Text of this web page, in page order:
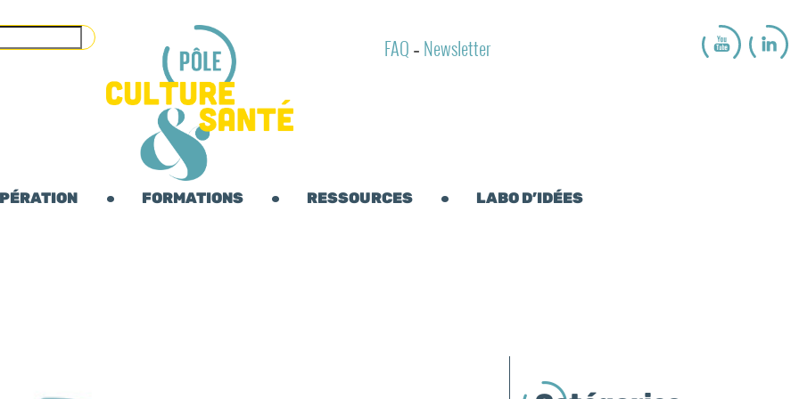
FAQ - Newsletter
FORMATIONS RESSOURCES LABO D’IDÉES